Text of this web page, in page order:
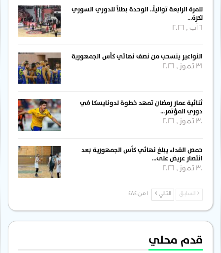
للمرة الرابعة توالياً.. الوحدة بطلاً للدوري السوري
لكرة…
النواعير ينسحب من نصف نهائي كأس الجمهورية
31 تموز , 2026
ثنائية عمار رمضان تمهد خطوة لدونايسكا في
دوري المؤتمر…
30 تموز , 2026
حمص الفداء يبلغ نهائي كأس الجمهورية بعد
انتصار عريض على…
30 تموز , 2026
السابق التالي
قدم محلي